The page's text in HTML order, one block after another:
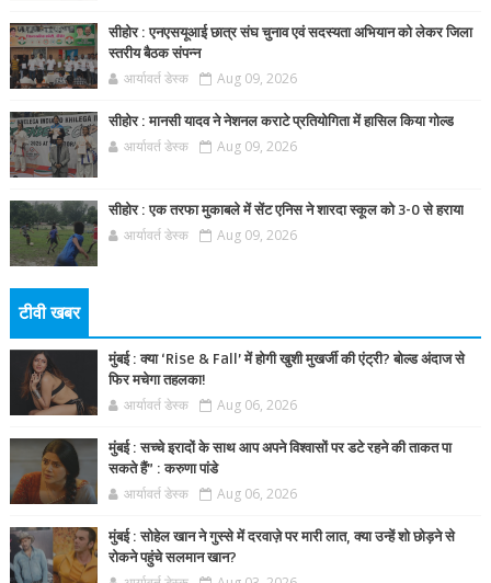
सीहोर : एनएसयूआई छात्र संघ चुनाव एवं सदस्यता अभियान को लेकर जिला
स्तरीय बैठक संपन्न
आर्यावर्त डेस्क Aug 09, 2026
सीहोर : मानसी यादव ने नेशनल कराटे प्रतियोगिता में हासिल किया गोल्ड
आर्यावर्त डेस्क Aug 09, 2026
सीहोर : एक तरफा मुकाबले में सेंट एनिस ने शारदा स्कूल को 3-0 से हराया
आर्यावर्त डेस्क Aug 09, 2026
टीवी खबर
मुंबई : क्या ‘Rise & Fall’ में होगी खुशी मुखर्जी की एंट्री? बोल्ड अंदाज से
फिर मचेगा तहलका!
आर्यावर्त डेस्क Aug 06, 2026
मुंबई : सच्चे इरादों के साथ आप अपने विश्वासों पर डटे रहने की ताकत पा
सकते हैं” : करुणा पांडे
आर्यावर्त डेस्क Aug 06, 2026
मुंबई : सोहेल खान ने गुस्से में दरवाज़े पर मारी लात, क्या उन्हें शो छोड़ने से
रोकने पहुंचे सलमान खान?